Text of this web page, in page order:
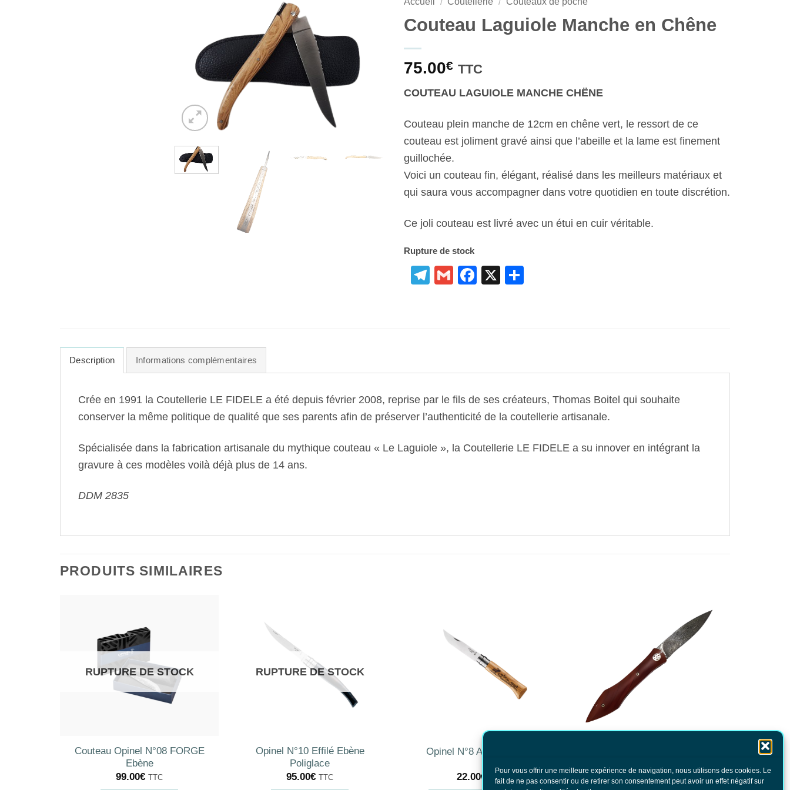
Pour vous offrir une meilleure expérience de navigation, nous utilisons des cookies. Le
fait de ne pas consentir ou de retirer son consentement peut avoir un effet négatif sur
Couteau Laguiole Manche en Chêne
75.00€ TTC
COUTEAU LAGUIOLE MANCHE CHËNE
Couteau plein manche de 12cm en chêne vert, le ressort de ce
couteau est joliment gravé ainsi que l’abeille et la lame est finement
guillochée.
Voici un couteau fin, élégant, réalisé dans les meilleurs matériaux et
qui saura vous accompagner dans votre quotidien en toute discrétion.
Ce joli couteau est livré avec un étui en cuir véritable.
Rupture de stock
Telegram
GmailFacebook
X
Description Informations complémentaires
Crée en 1991 la Coutellerie LE FIDELE a été depuis février 2008, reprise par le fils de ses créateurs, Thomas Boitel qui souhaite
conserver la même politique de qualité que ses parents afin de préserver l’authenticité de la coutellerie artisanale.
Spécialisée dans la fabrication artisanale du mythique couteau « Le Laguiole », la Coutellerie LE FIDELE a su innover en intégrant la
gravure à ces modèles voilà déjà plus de 14 ans.
DDM 2835
PRODUITS SIMILAIRES
RUPTURE DE STOCK
Couteau Opinel N°08 FORGE
Ebène
99.00€ TTC
RUPTURE DE STOCK
Opinel N°10 Effilé Ebène
Poliglace
95.00€ TTC
Opinel N°8 America Elan
22.00€ TTC 970.00€ TTC